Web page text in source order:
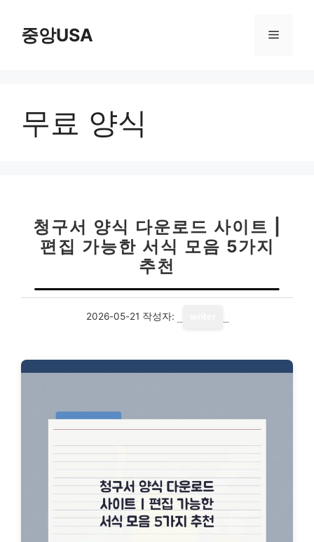
중앙USA 메
무료 양식
청구서 양식 다운로드 사이트 |
편집 가능한 서식 모음 5가지
추천
2026-05-21 작성자: